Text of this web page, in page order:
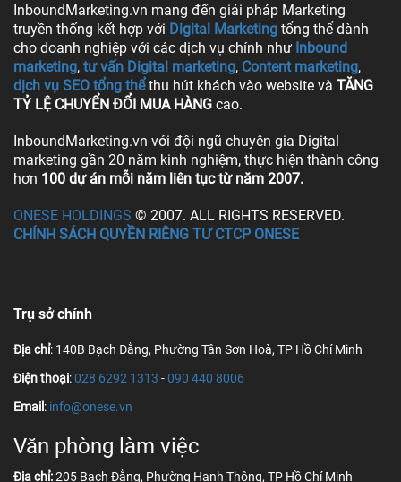
InboundMarketing.vn mang đến giải pháp Marketing
truyền thống kết hợp với Digital Marketing tổng thể dành
cho doanh nghiệp với các dịch vụ chính như Inbound
marketing, tư vấn Digital marketing, Content marketing,
dịch vụ SEO tổng thể thu hút khách vào website và TĂNG
TỶ LỆ CHUYỂN ĐỔI MUA HÀNG cao.
InboundMarketing.vn với đội ngũ chuyên gia Digital
marketing gần 20 năm kinh nghiệm, thực hiện thành công
hơn 100 dự án mỗi năm liên tục từ năm 2007.
ONESE HOLDINGS © 2007. ALL RIGHTS RESERVED.
CHÍNH SÁCH QUYỀN RIÊNG TƯ CTCP ONESE
Trụ sở chính
Địa chỉ: 140B Bạch Đằng, Phường Tân Sơn Hoà, TP Hồ Chí Minh
Điện thoại:028 6292 1313 -090 440 8006
Email: info@onese.vn
Văn phòng làm việc
Địa chỉ:205 Bạch Đằng, Phường Hạnh Thông, TP Hồ Chí Minh